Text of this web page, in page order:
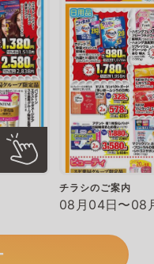
チラシのご案内
08月04日〜08